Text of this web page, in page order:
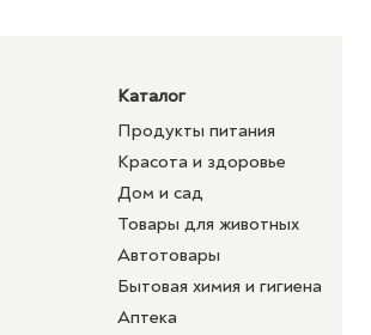
Каталог
Продукты питания
Красота и здоровье
Дом и сад
Товары для животных
Автотовары
Бытовая химия и гигиена
Аптека